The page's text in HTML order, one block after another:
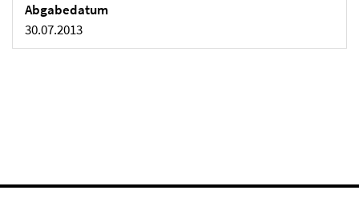
Abgabedatum
30.07.2013